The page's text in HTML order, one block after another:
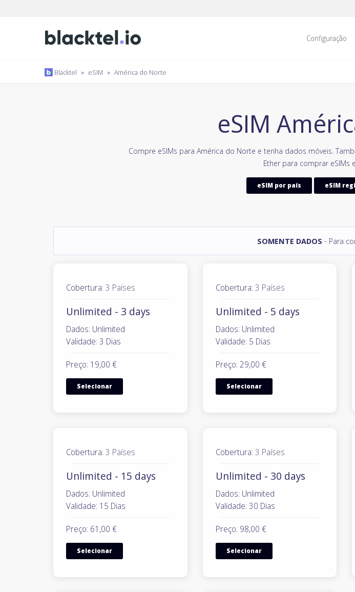
Configuração
Blacktel » eSIM » América do Norte
eSIM
Compre eSIMs para América do Norte e tenha dados móveis.
Ether para comprar eSIMs
eSIM por país eSIM
SOMENTE DADOS - Para
Cobertura: 3 Países
Unlimited - 3 days
Dados: Unlimited
Validade: 3 Dias
Preço: 19,00 €
Selecionar
Cobertura: 3 Países
Unlimited - 5 days
Dados: Unlimited
Validade: 5 Dias
Preço: 29,00 €
Selecionar
Cobertura: 3 Países
Unlimited - 15 days
Dados: Unlimited
Validade: 15 Dias
Preço: 61,00 €
Selecionar
Cobertura: 3 Países
Unlimited - 30 days
Dados: Unlimited
Validade: 30 Dias
Preço: 98,00 €
Selecionar